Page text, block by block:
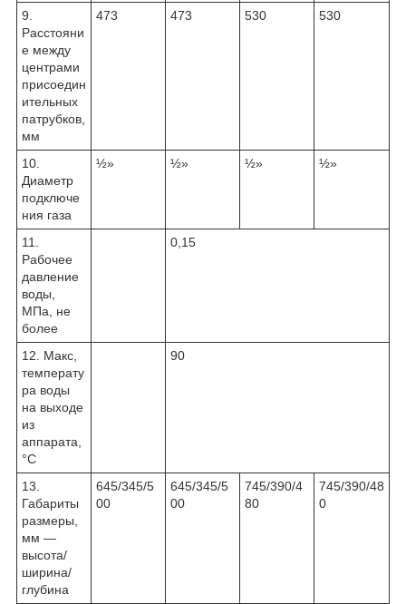
9.
Расстояни
е между
центрами
присоедин
ительных
патрубков,
мм
473 473 530 530
10.
Диаметр
подключе
ния газа
½» ½» ½» ½»
11.
Рабочее
давление
воды,
МПа, не
более
0,15
12. Макс,
температу
ра воды
на выходе
из
аппарата,
°С
90
13.
Габариты
размеры,
мм —
высота/
ширина/
глубина
645/345/5
00
645/345/5
00
745/390/4
80
745/390/48
0